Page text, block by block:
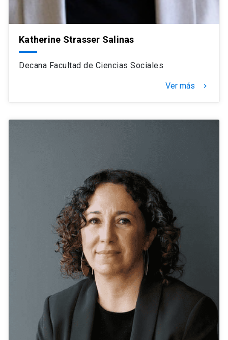
Katherine Strasser Salinas
Decana Facultad de Ciencias Sociales
Ver más navigate_next